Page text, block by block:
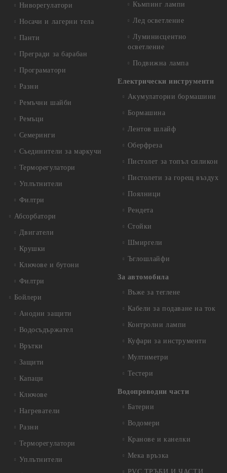
Ниворегулатори
Носачи и лагерни тела
Панти
Прегради за барабан
Програматори
Разни
Ремъчни шайби
Ремъци
Семеринги
Съединители за маркучи
Терморегулатори
Уплътнители
Филтри
Абсорбатори
Двигатели
Крушки
Ключове и бутони
Филтри
Бойлери
Анодни защити
Водосъдържател
Врътки
Защити
Капаци
Ключове
Нагреватели
Разни
Терморегулатори
Уплътнители
Къмпинг лампи
Лед осветление
Луминисцентно
осветление
Подвижна лампа
Електрически инструменти
Акумулаторни бормашини
Бормашина
Лентов шлайф
Оберфреза
Пистолет за топъл силикон
Пистолети за горещ въздух
Поялници
Рендета
Стойки
Шмиргели
Ъглошлайфи
За автомобила
Въже за теглене
Кабели за подаване на ток
Контролни лампи
Куфари за инструменти
Мултиметри
Тестери
Водопроводни части
Батерии
Водомери
Кранове и канелки
Мека връзка